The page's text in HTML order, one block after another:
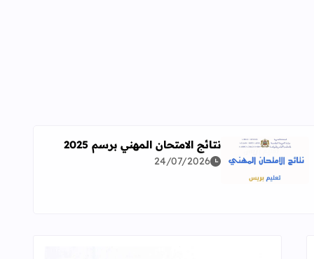
معمقة للوضعيات المهنية وفق آخر توصيف
اقرأ المزيد عن نتائج الامتحان المهني برسم 2025
نتائج الامتحان المهني برسم 2025
24/07/2026